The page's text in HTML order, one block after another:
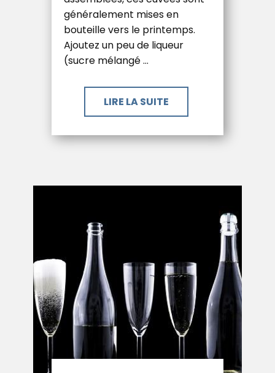
généralement mises en
bouteille vers le printemps.
Ajoutez un peu de liqueur
(sucre mélangé …
LIRE LA SUITE